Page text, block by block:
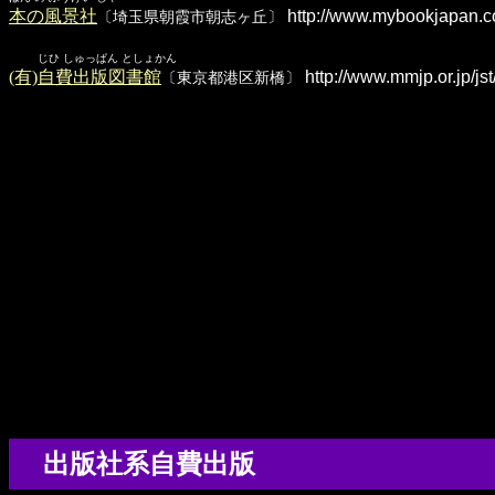
本の風景社 〔埼玉県朝霞市朝志ヶ丘〕 http://
じひ しゅっぱん としょかん
(有)自費出版図書館 〔東京都港区新橋〕 http://www.mmjp.or.jp/
出版社系自費出版